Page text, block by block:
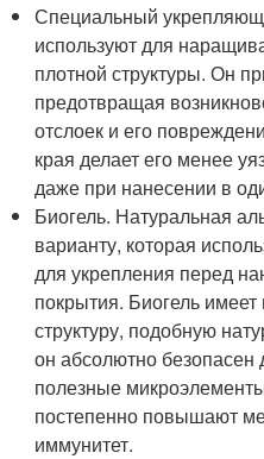
Специальный
используют для
плотной структуры. Он
предотвращая
отслоек и его
края делает его менее
даже при нанесении в
Биогель. Натуральная
варианту, которая
для укрепления перед
покрытия. Биогель
структуру, подобную
он абсолютно безопасен
полезные
постепенно повышают
иммунитет.